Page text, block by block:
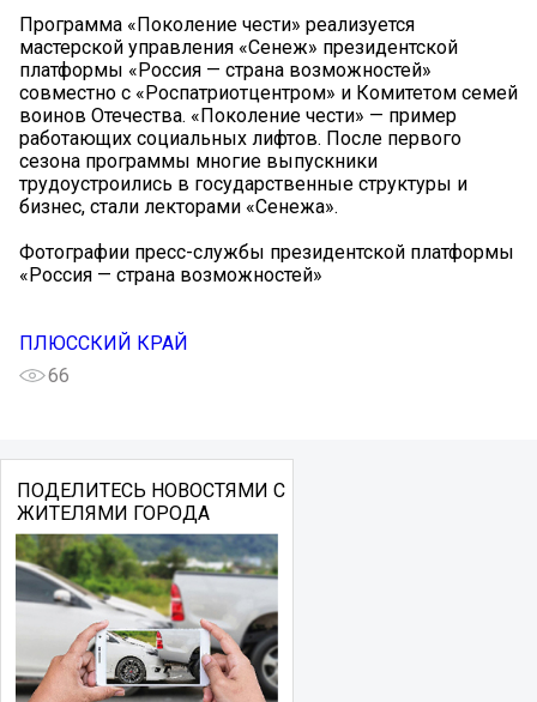
Программа «Поколение чести» реализуется
мастерской управления «Сенеж» президентской
платформы «Россия — страна возможностей»
совместно с «Роспатриотцентром» и Комитетом семей
воинов Отечества. «Поколение чести» — пример
работающих социальных лифтов. После первого
сезона программы многие выпускники
трудоустроились в государственные структуры и
бизнес, стали лекторами «Сенежа».
Фотографии пресс-службы президентской платформы
«Россия — страна возможностей»
ПЛЮССКИЙ КРАЙ
66
ПОДЕЛИТЕСЬ НОВОСТЯМИ С
ЖИТЕЛЯМИ ГОРОДА